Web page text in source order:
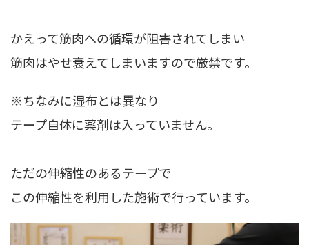
かえって筋肉への循環が阻害されてしまい
筋肉はやせ衰えてしまいますので厳禁です。
※ちなみに湿布とは異なり
テープ自体に薬剤は入っていません。
ただの伸縮性のあるテープで
この伸縮性を利用した施術で行っています。